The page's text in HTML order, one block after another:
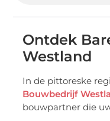
Ontdek
Westland
In de pittoreske
Bouwbedrijf
bouwpartner die